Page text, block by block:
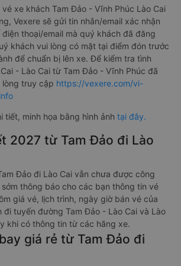
xe khách Tam Đảo - Vĩnh Phúc Lào Cai
Vexere sẽ gửi tin nhắn/email xác nhận
thoại/email mà quý khách đã đăng
khách vui lòng có mặt tại điểm đón trước
để chuẩn bị lên xe. Để kiểm tra tình
- Lào Cai từ Tam Đảo - Vĩnh Phúc đã
truy cập https://vexere.com/vi-
tiết, minh họa bằng hình ảnh tại đây.
2027 từ Tam Đảo đi Lào
Đảo đi Lào Cai vẫn chưa được công
sớm thông báo cho các bạn thông tin vé
giá vé, lịch trình, ngày giờ bán vé của
đi tuyến đường Tam Đảo - Lào Cai và Lào
khi có thông tin từ các hãng xe.
giá rẻ từ Tam Đảo đi